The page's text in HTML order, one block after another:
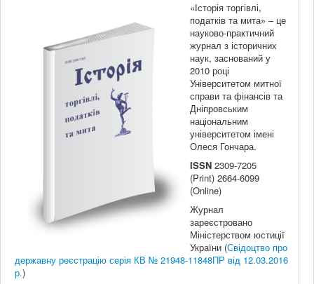
«Історія торгівлі,
податків та мита» – це
науково-практичний
журнал з історичних
наук, заснований у
2010 році
Університетом митної
справи та фінансів та
Дніпровським
національним
університетом імені
Олеся Гончара.
ISSN 2309-7205
(Print) 2664-6099
(Online)
Журнал
зареєстровано
Міністерством юстиції
України (Свідоцтво про
державну реєстрацію серія КВ № 21948-11848ПР від 12.03.2016
р.)